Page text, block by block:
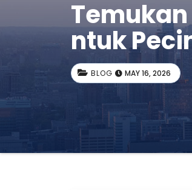
ntuk
BLOG MAY 16, 2026